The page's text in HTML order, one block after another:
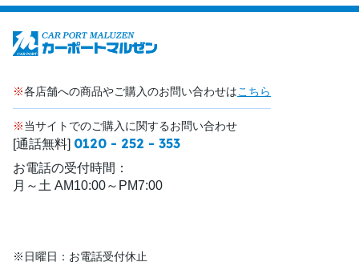
※各店舗への商品やご購入のお問い合わせはこちら
※当サイトでのご購入に関するお問い合わせ
[通話無料] 0120 - 252 - 353
お電話の受付時間：
月～土 AM10:00～PM7:00
※日曜日：お電話受付休止